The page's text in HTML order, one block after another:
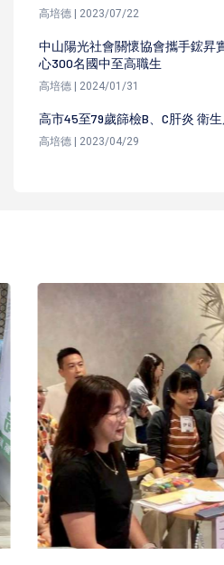
高培德 | 2023/07/22
中山陽光社會關懷協會攜手鋐昇
心300名國中至高職生
高培德 | 2024/01/31
高市45至79歲篩檢B、C肝炎 衛
高培德 | 2023/04/29